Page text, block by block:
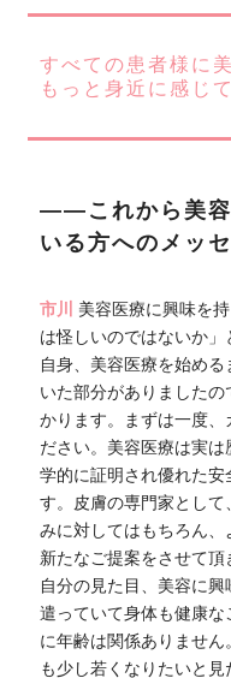
すべての患者様に
もっと身近に感じ
――これから美容
いる方へのメッ
市川 美容医療に興味を
は怪しいのではないか
自身、美容医療を始め
いた部分がありました
かります。まずは一度、
ださい。美容医療は実
学的に証明され優れた安
す。皮膚の専門家とし
みに対してはもちろん
新たなご提案をさせて頂
自分の見た目、美容に
遣っていて身体も健康
に年齢は関係ありませ
も少し若くなりたいと